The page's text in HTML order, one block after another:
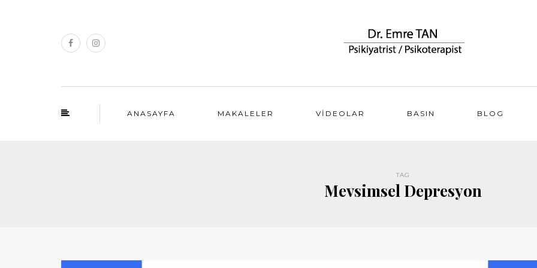
ANASAYFA MAKALELER VIDEOLAR BASIN BLOG
TAG
Mevsimsel Depresyon